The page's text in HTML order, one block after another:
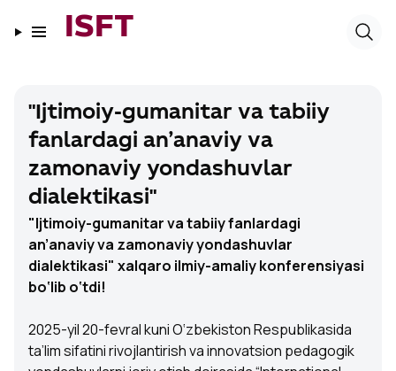
ISFT
"Ijtimoiy-gumanitar va tabiiy
fanlardagi an’anaviy va
zamonaviy yondashuvlar
dialektikasi"
"Ijtimoiy-gumanitar va tabiiy fanlardagi
an’anaviy va zamonaviy yondashuvlar
dialektikasi" xalqaro ilmiy-amaliy konferensiyasi
bo‘lib o‘tdi!
2025-yil 20-fevral kuni O‘zbekiston Respublikasida
ta’lim sifatini rivojlantirish va innovatsion pedagogik